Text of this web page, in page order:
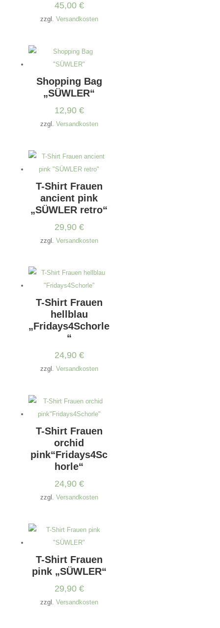
45,00 €
zzgl. Versandkosten
Shopping Bag
„SÜWLER“
12,90 €
zzgl. Versandkosten
T-Shirt Frauen
ancient pink
„SÜWLER retro“
29,90 €
zzgl. Versandkosten
T-Shirt Frauen
hellblau
„Fridays4Schorle
“
24,90 €
zzgl. Versandkosten
T-Shirt Frauen
orchid
pink“Fridays4Sc
horle“
24,90 €
zzgl. Versandkosten
T-Shirt Frauen
pink „SÜWLER“
29,90 €
zzgl. Versandkosten